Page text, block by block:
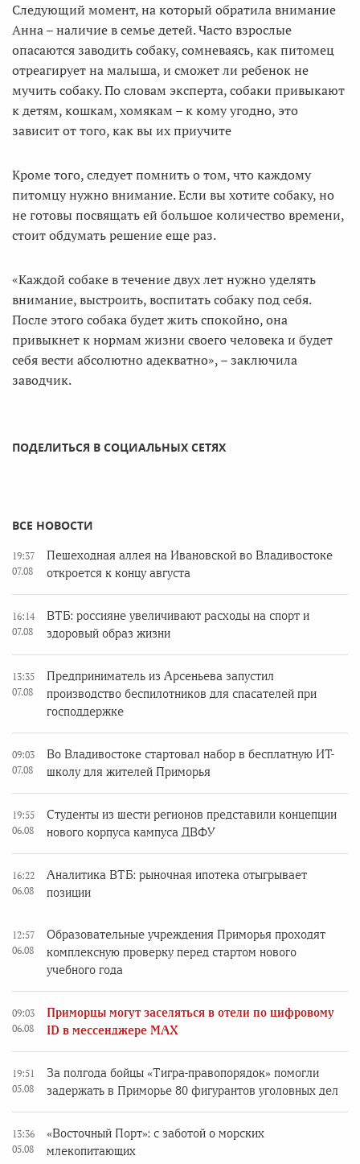
Следующий момент, на который обратила внимание
Анна – наличие в семье детей. Часто взрослые
опасаются заводить собаку, сомневаясь, как питомец
отреагирует на малыша, и сможет ли ребенок не
мучить собаку. По словам эксперта, собаки привыкают
к детям, кошкам, хомякам – к кому угодно, это
зависит от того, как вы их приучите
Кроме того, следует помнить о том, что каждому
питомцу нужно внимание. Если вы хотите собаку, но
не готовы посвящать ей большое количество времени,
стоит обдумать решение еще раз.
«Каждой собаке в течение двух лет нужно уделять
внимание, выстроить, воспитать собаку под себя.
После этого собака будет жить спокойно, она
привыкнет к нормам жизни своего человека и будет
себя вести абсолютно адекватно», – заключила
заводчик.
ПОДЕЛИТЬСЯ В СОЦИАЛЬНЫХ СЕТЯХ
ВСЕ НОВОСТИ
19:37
07.08
Пешеходная аллея на Ивановской во Владивостоке
откроется к концу августа
16:14
07.08
ВТБ: россияне увеличивают расходы на спорт и
здоровый образ жизни
13:35
07.08
Предприниматель из Арсеньева запустил
производство беспилотников для спасателей при
господдержке
09:03
07.08
Во Владивостоке стартовал набор в бесплатную ИТ-
школу для жителей Приморья
19:55
06.08
Студенты из шести регионов представили концепции
нового корпуса кампуса ДВФУ
16:22
06.08
Аналитика ВТБ: рыночная ипотека отыгрывает
позиции
12:57
06.08
Образовательные учреждения Приморья проходят
комплексную проверку перед стартом нового
учебного года
09:03
06.08
Приморцы могут заселяться в отели по цифровому
ID в мессенджере MAX
19:51
05.08
За полгода бойцы «Тигра-правопорядок» помогли
задержать в Приморье 80 фигурантов уголовных дел
13:36
05.08
«Восточный Порт»: с заботой о морских
млекопитающих